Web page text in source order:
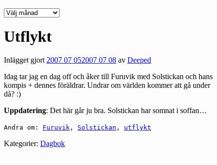
Deepedition
Utflykt
Inlägget gjort2007 07 052007 07 08 av Deeped
Idag tar jag en dag off och åker till Furuvik med Solstickan och hans
kompis + dennes föräldrar. Undrar om världen kommer att gå under
då? :)
Uppdatering: Det här går ju bra. Solstickan har somnat i soffan…
Andra om: Furuvik , Solstickan , utflykt
Kategorier: Dagbok